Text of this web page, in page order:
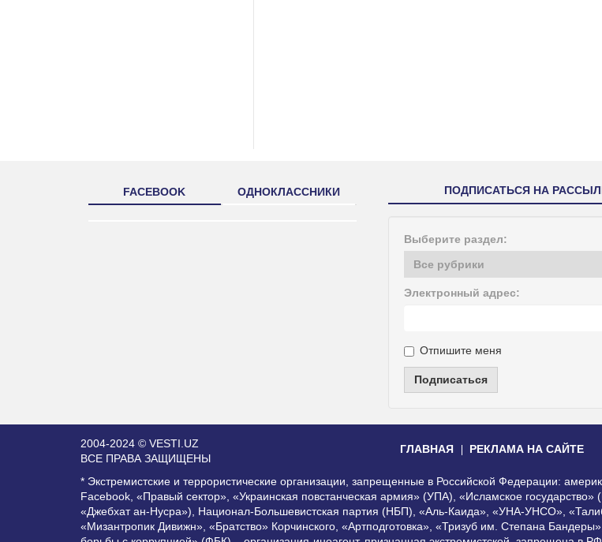
FACEBOOK ОДНОКЛАССНИКИ ПОДПИСАТЬСЯ НА
Выберите раздел:
Электронный адрес:
Отпишите меня
Подписаться
2004-2024 © VESTI.UZ
ВСЕ ПРАВА ЗАЩИЩЕНЫ
ГЛАВНАЯ РЕКЛАМА НА САЙТЕ
* Экстремистские и террористические организации, запрещенные в Российской Федерации:
Facebook, «Правый сектор», «Украинская повстанческая армия» (УПА), «Исламское
«Джебхат ан-Нусра»), Национал-Большевистская партия (НБП), «Аль-Каида», «УНА-УНСО»,
«Мизантропик Дивижн», «Братство» Корчинского, «Артподготовка», «Тризуб им. Степана